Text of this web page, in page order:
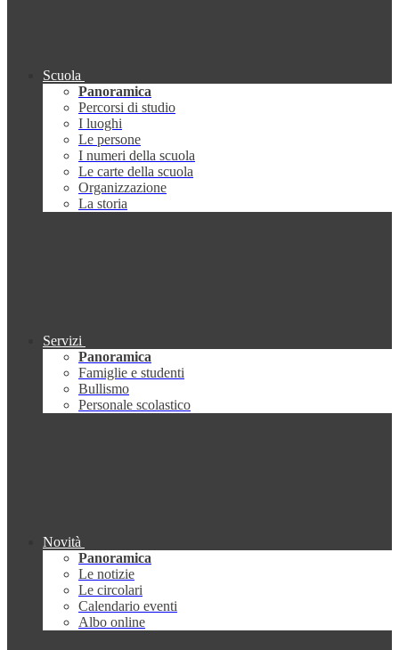
Scuola
Panoramica
Percorsi di studio
I luoghi
Le persone
I numeri della scuola
Le carte della scuola
Organizzazione
La storia
Servizi
Panoramica
Famiglie e studenti
Bullismo
Personale scolastico
Novità
Panoramica
Le notizie
Le circolari
Calendario eventi
Albo online